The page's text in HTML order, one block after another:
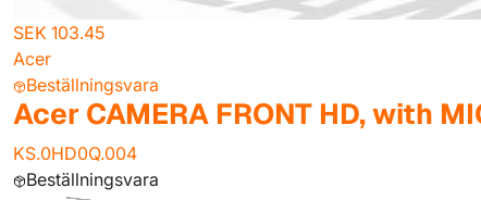
SEK 103.45
Acer
Beställningsvara
Acer CAMERA FRONT HD, with
KS.0HD0Q.004
Beställningsvara